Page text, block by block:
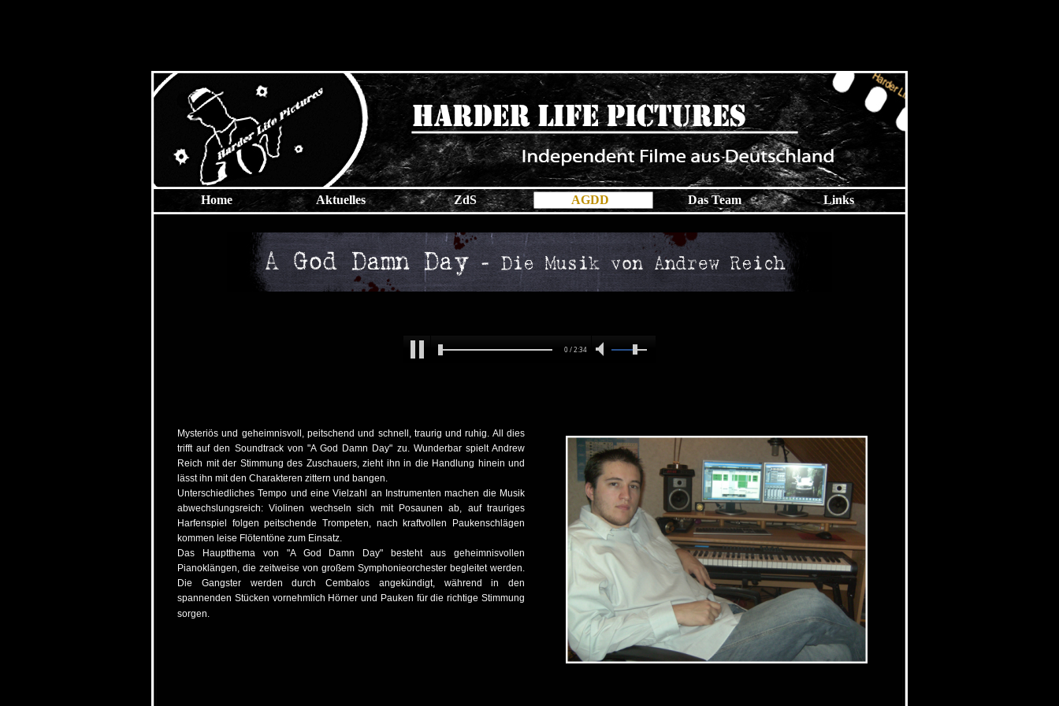
Home Aktuelles ZdS AGDD Das Team Links
0 / 2:34
Mysteriös und geheimnisvoll, peitschend und schnell, traurig und ruhig. All dies
trifft auf den Soundtrack von "A God Damn Day" zu. Wunderbar spielt Andrew
Reich mit der Stimmung des Zuschauers, zieht ihn in die Handlung hinein und
lässt ihn mit den Charakteren zittern und bangen.
Unterschiedliches Tempo und eine Vielzahl an Instrumenten machen die Musik
abwechslungsreich: Violinen wechseln sich mit Posaunen ab, auf trauriges
Harfenspiel folgen peitschende Trompeten, nach kraftvollen Paukenschlägen
kommen leise Flötentöne zum Einsatz.
Das Hauptthema von "A God Damn Day" besteht aus geheimnisvollen
Pianoklängen, die zeitweise von großem Symphonieorchester begleitet werden.
Die Gangster werden durch Cembalos angekündigt, während in den
spannenden Stücken vornehmlich Hörner und Pauken für die richtige Stimmung
sorgen.